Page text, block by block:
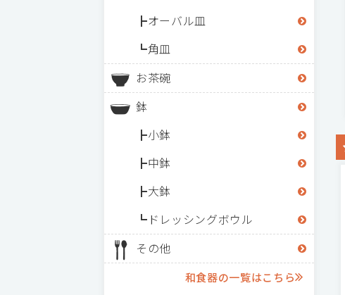
オーバル皿
角皿
お茶碗
鉢
小鉢
中鉢
大鉢
ドレッシングボウル
その他
和食器の一覧はこちら